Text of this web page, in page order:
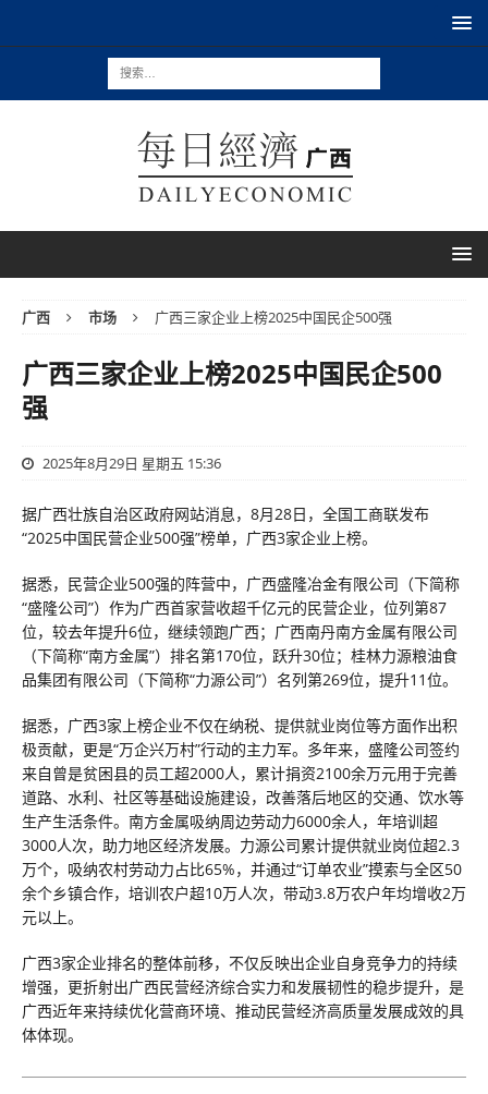
广西 市场 广西三家企业上榜2025中国民企500强
广西三家企业上榜2025中国民企500
强
2025年8月29日 星期五 15:36
据广西壮族自治区政府网站消息，8月28日，全国工商联发布
“2025中国民营企业500强”榜单，广西3家企业上榜。
据悉，民营企业500强的阵营中，广西盛隆冶金有限公司（下简称
“盛隆公司”）作为广西首家营收超千亿元的民营企业，位列第87
位，较去年提升6位，继续领跑广西；广西南丹南方金属有限公司
（下简称“南方金属”）排名第170位，跃升30位；桂林力源粮油食
品集团有限公司（下简称“力源公司”）名列第269位，提升11位。
据悉，广西3家上榜企业不仅在纳税、提供就业岗位等方面作出积
极贡献，更是“万企兴万村”行动的主力军。多年来，盛隆公司签约
来自曾是贫困县的员工超2000人，累计捐资2100余万元用于完善
道路、水利、社区等基础设施建设，改善落后地区的交通、饮水等
生产生活条件。南方金属吸纳周边劳动力6000余人，年培训超
3000人次，助力地区经济发展。力源公司累计提供就业岗位超2.3
万个，吸纳农村劳动力占比65%，并通过“订单农业”摸索与全区50
余个乡镇合作，培训农户超10万人次，带动3.8万农户年均增收2万
元以上。
广西3家企业排名的整体前移，不仅反映出企业自身竞争力的持续
增强，更折射出广西民营经济综合实力和发展韧性的稳步提升，是
广西近年来持续优化营商环境、推动民营经济高质量发展成效的具
体体现。